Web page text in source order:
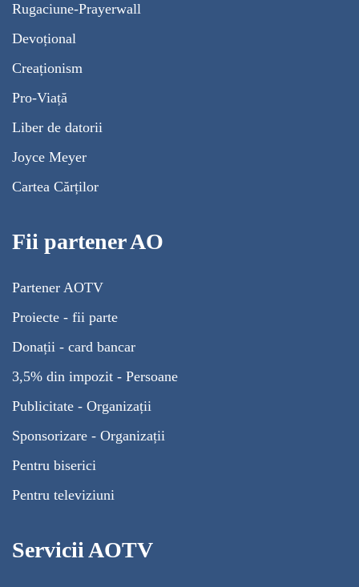
Rugaciune-Prayerwall
Devoțional
Creaționism
Pro-Viață
Liber de datorii
Joyce Meyer
Cartea Cărților
Fii partener AO
Partener AOTV
Proiecte - fii parte
Donații - card bancar
3,5% din impozit - Persoane
Publicitate - Organizații
Sponsorizare - Organizații
Pentru biserici
Pentru televiziuni
Servicii AOTV